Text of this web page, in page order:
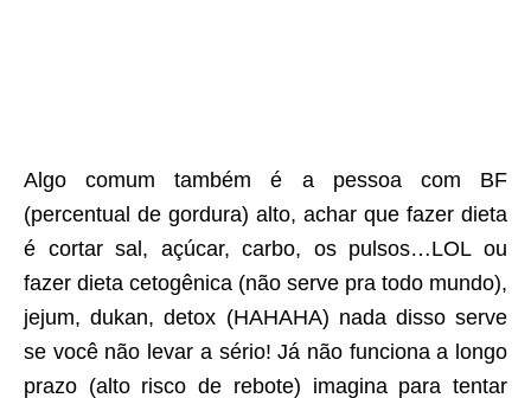
Algo comum também é a pessoa com BF
(percentual de gordura) alto, achar que fazer dieta
é cortar sal, açúcar, carbo, os pulsos…LOL ou
fazer dieta cetogênica (não serve pra todo mundo),
jejum, dukan, detox (HAHAHA) nada disso serve
se você não levar a sério! Já não funciona a longo
prazo (alto risco de rebote) imagina para tentar